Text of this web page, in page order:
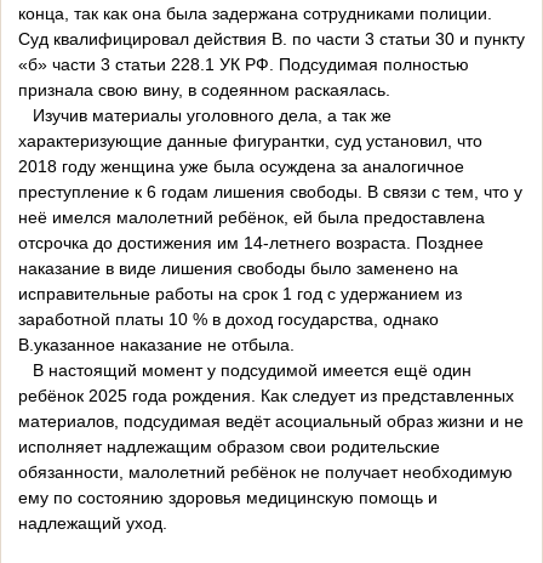
конца, так как она была задержана сотрудниками полиции.
Суд квалифицировал действия В. по части 3 статьи 30 и пункту
«б» части 3 статьи 228.1 УК РФ. Подсудимая полностью
признала свою вину, в содеянном раскаялась.
Изучив материалы уголовного дела, а так же
характеризующие данные фигурантки, суд установил, что
2018 году женщина уже была осуждена за аналогичное
преступление к 6 годам лишения свободы. В связи с тем, что у
неё имелся малолетний ребёнок, ей была предоставлена
отсрочка до достижения им 14-летнего возраста. Позднее
наказание в виде лишения свободы было заменено на
исправительные работы на срок 1 год с удержанием из
заработной платы 10 % в доход государства, однако
В.указанное наказание не отбыла.
В настоящий момент у подсудимой имеется ещё один
ребёнок 2025 года рождения. Как следует из представленных
материалов, подсудимая ведёт асоциальный образ жизни и не
исполняет надлежащим образом свои родительские
обязанности, малолетний ребёнок не получает необходимую
ему по состоянию здоровья медицинскую помощь и
надлежащий уход.